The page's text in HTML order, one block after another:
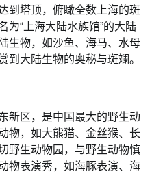
到塔顶，俯瞰全数上海的斑
为“上海大陆水族馆”的大陆
生物，如沙鱼、海马、水母
到大陆生物的奥秘与斑斓。
新区，是中国最大的野生动
物，如大熊猫、金丝猴、长
野生动物园，与野生动物慎
物表演秀，如海豚表演、海